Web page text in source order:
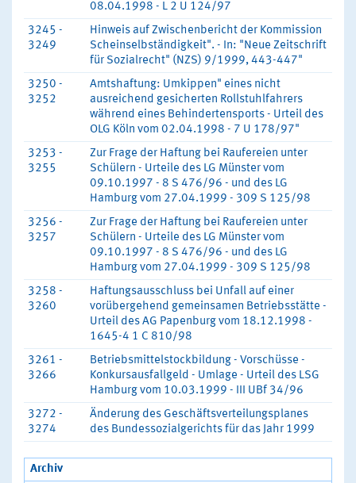
08.04.1998 - L 2 U 124/97
3245 -
3249
Hinweis auf Zwischenbericht der Kommission
Scheinselbständigkeit". - In: "Neue Zeitschrift
für Sozialrecht" (NZS) 9/1999, 443-447"
3250 -
3252
Amtshaftung: Umkippen" eines nicht
ausreichend gesicherten Rollstuhlfahrers
während eines Behindertensports - Urteil des
OLG Köln vom 02.04.1998 - 7 U 178/97"
3253 -
3255
Zur Frage der Haftung bei Raufereien unter
Schülern - Urteile des LG Münster vom
09.10.1997 - 8 S 476/96 - und des LG
Hamburg vom 27.04.1999 - 309 S 125/98
3256 -
3257
Zur Frage der Haftung bei Raufereien unter
Schülern - Urteile des LG Münster vom
09.10.1997 - 8 S 476/96 - und des LG
Hamburg vom 27.04.1999 - 309 S 125/98
3258 -
3260
Haftungsausschluss bei Unfall auf einer
vorübergehend gemeinsamen Betriebsstätte -
Urteil des AG Papenburg vom 18.12.1998 -
1645-4 1 C 810/98
3261 -
3266
Betriebsmittelstockbildung - Vorschüsse -
Konkursausfallgeld - Umlage - Urteil des LSG
Hamburg vom 10.03.1999 - III UBf 34/96
3272 -
3274
Änderung des Geschäftsverteilungsplanes
des Bundessozialgerichts für das Jahr 1999
Archiv